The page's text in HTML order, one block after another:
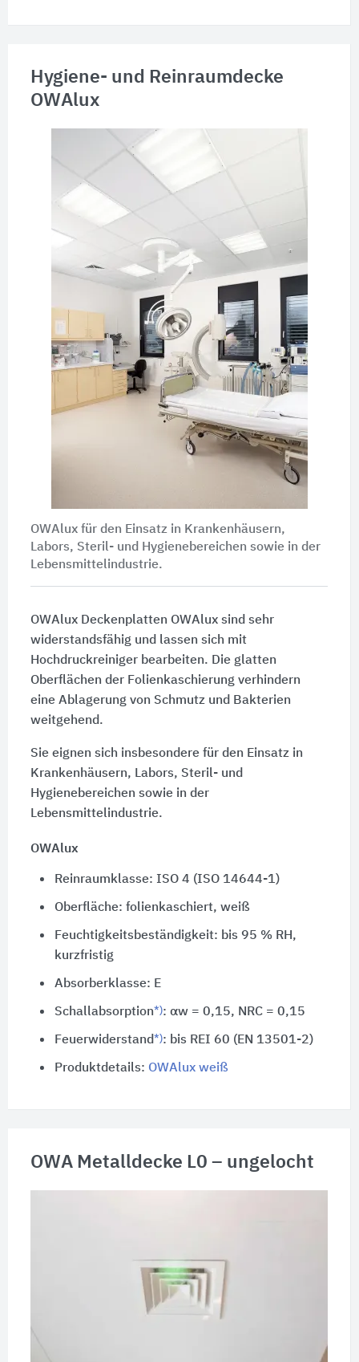
Hygiene- und Reinraumdecke
OWAlux
OWAlux für den Einsatz in Krankenhäusern,
Labors, Steril- und Hygienebereichen sowie in der
Lebensmittelindustrie.
OWAlux Deckenplatten OWAlux sind sehr
widerstandsfähig und lassen sich mit
Hochdruckreiniger bearbeiten. Die glatten
Oberflächen der Folienkaschierung verhindern
eine Ablagerung von Schmutz und Bakterien
weitgehend.
Sie eignen sich insbesondere für den Einsatz in
Krankenhäusern, Labors, Steril- und
Hygienebereichen sowie in der
Lebensmittelindustrie.
OWAlux
Reinraumklasse: ISO 4 (ISO 14644-1)
Oberfläche: folienkaschiert, weiß
Feuchtigkeitsbeständigkeit: bis 95 % RH,
kurzfristig
Absorberklasse: E
Schallabsorption*): αw = 0,15, NRC = 0,15
Feuerwiderstand*): bis REI 60 (EN 13501-2)
Produktdetails: OWAlux weiß
OWA Metalldecke L0 – ungelocht